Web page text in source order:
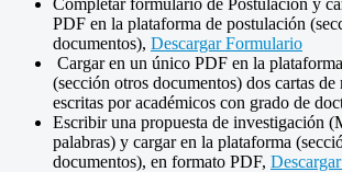
PDF en la plataforma de postulación
documentos), Descargar Formulario
Cargar en un único PDF en la
(sección otros documentos) dos cartas de
escritas por académicos con grado de
Escribir una propuesta de investigación
palabras) y cargar en la plataforma
documentos), en formato PDF,